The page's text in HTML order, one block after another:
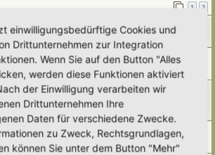
1 2
2026 - Der Archivboden
Mi 17. Dez 2025, 11:51
mit Erlen
Somnia Mo 8. Dez 2025, 10:37
unser heimisches Bodenökosystem
farbenfroh «Fr 31. Jan 2025, 21:13
Bodenbestimmung
Simbienchen« Di 28. Jan 2025, 13:23
einwilligungsbedürftige Cookies und
Drittunternehmen zur Integration
Wenn Sie auf den Button "Alles
werden diese Funktionen aktiviert
der Einwilligung verarbeiten wir
Drittunternehmen Ihre
Daten für verschiedene Zwecke.
zu Zweck, Rechtsgrundlagen,
können Sie unter dem Button "Mehr"